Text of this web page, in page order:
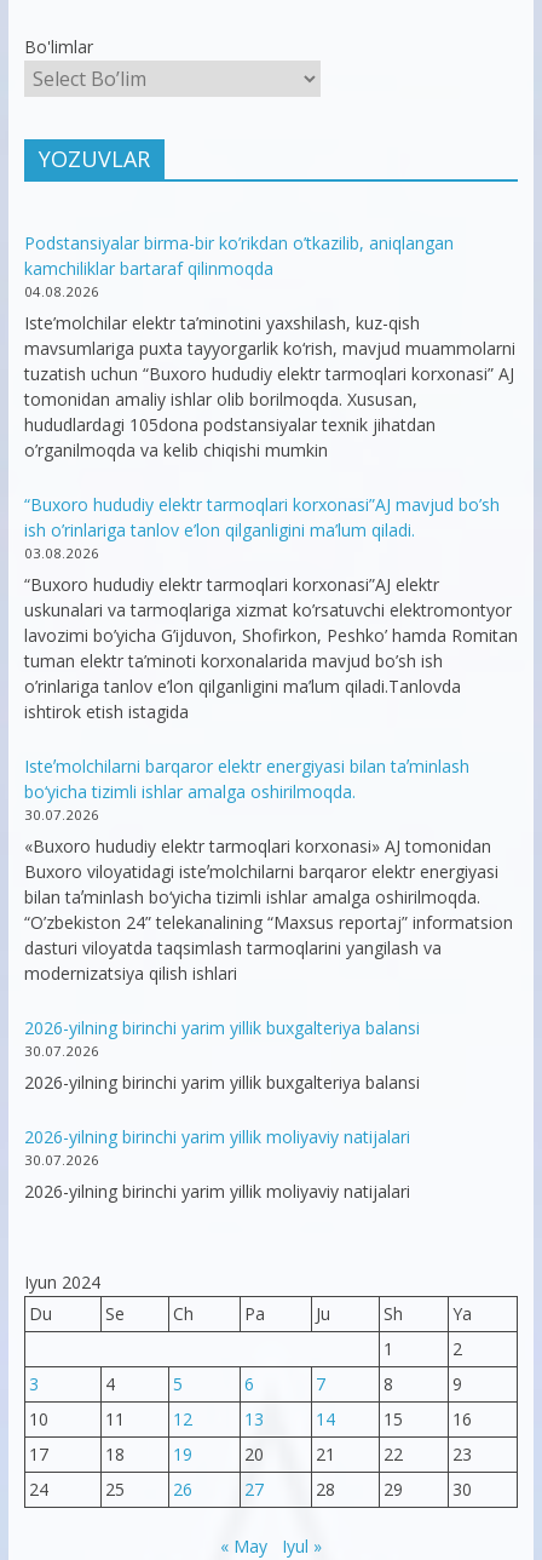
Bo'limlar
YOZUVLAR
Podstansiyalar birma-bir ko’rikdan o’tkazilib, aniqlangan
kamchiliklar bartaraf qilinmoqda
04.08.2026
Iste’molchilar elektr ta’minotini yaxshilash, kuz-qish
mavsumlariga puxta tayyorgarlik ko‘rish, mavjud muammolarni
tuzatish uchun “Buxoro hududiy elektr tarmoqlari korxonasi” AJ
tomonidan amaliy ishlar olib borilmoqda. Xususan,
hududlardagi 105dona podstansiyalar texnik jihatdan
o’rganilmoqda va kelib chiqishi mumkin
“Buxoro hududiy elektr tarmoqlari korxonasi”AJ mavjud bo’sh
ish o’rinlariga tanlov e’lon qilganligini ma’lum qiladi.
03.08.2026
“Buxoro hududiy elektr tarmoqlari korxonasi”AJ elektr
uskunalari va tarmoqlariga xizmat ko’rsatuvchi elektromontyor
lavozimi bo’yicha G’ijduvon, Shofirkon, Peshko’ hamda Romitan
tuman elektr ta’minoti korxonalarida mavjud bo’sh ish
o’rinlariga tanlov e’lon qilganligini ma’lum qiladi.Tanlovda
ishtirok etish istagida
Isteʼmolchilarni barqaror elektr energiyasi bilan taʼminlash
bo‘yicha tizimli ishlar amalga oshirilmoqda.
30.07.2026
«Buxoro hududiy elektr tarmoqlari korxonasi» AJ tomonidan
Buxoro viloyatidagi isteʼmolchilarni barqaror elektr energiyasi
bilan taʼminlash bo‘yicha tizimli ishlar amalga oshirilmoqda.
“O’zbekiston 24” telekanalining “Maxsus reportaj” informatsion
dasturi viloyatda taqsimlash tarmoqlarini yangilash va
modernizatsiya qilish ishlari
2026-yilning birinchi yarim yillik buxgalteriya balansi
30.07.2026
2026-yilning birinchi yarim yillik buxgalteriya balansi
2026-yilning birinchi yarim yillik moliyaviy natijalari
30.07.2026
2026-yilning birinchi yarim yillik moliyaviy natijalari
Iyun 2024
Du
Se Ch Pa Ju Sh
Ya
1
2
3
4 5 6 7 8
9
10
11 12 13 14 15
16
17
18 19 20 21 22
23
24
25 26 27 28 29 30
« May Iyul »